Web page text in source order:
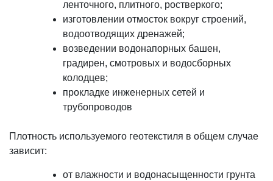
ленточного, плитного, ростверкого;
изготовлении отмосток вокруг строений,
водоотводящих дренажей;
возведении водонапорных башен,
градирен, смотровых и водосборных
колодцев;
прокладке инженерных сетей и
трубопроводов
Плотность используемого геотекстиля в общем случае
зависит:
от влажности и водонасыщенности грунта